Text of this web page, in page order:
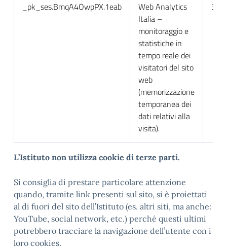
_pk_ses.BmqA4OwpPX.1eab
Web Analytics
Italia –
monitoraggio e
statistiche in
tempo reale dei
visitatori del sito
web
(memorizzazione
temporanea dei
dati relativi alla
visita).
30
L’Istituto non utilizza cookie di terze parti.
Si consiglia di prestare particolare attenzione
quando, tramite link presenti sul sito, si è proiettati
al di fuori del sito dell’Istituto (es. altri siti, ma anche:
YouTube, social network, etc.) perché questi ultimi
potrebbero tracciare la navigazione dell’utente con i
loro cookies.